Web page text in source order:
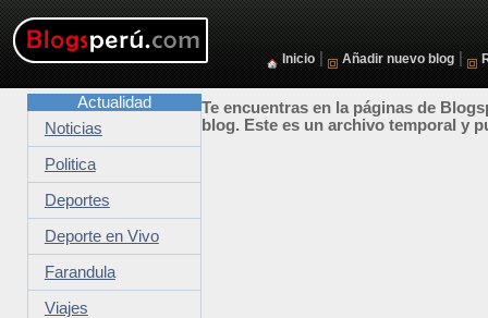
Inicio Añadir nuevo blog
Te encuentras en la páginas de
blog. Este es un archivo temporal y
Actualidad
Noticias
Politica
Deportes
Deporte en Vivo
Farandula
Viajes